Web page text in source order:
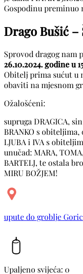
Gospodinu preminuo
Drago Bušić –
Sprovod dragog nam
26.10.2024. godine u
Obitelj prima sućut u
obaviti na mjesnom
Ožalošćeni:
supruga DRAGICA,
BRANKO s
LJUBA i IVA s
unučad: MARA,
BARTELJ, te ostala
MIRU BOŽJEM!
upute do groblje
Upaljeno svijeća: 0